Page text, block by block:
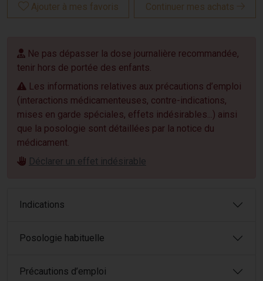
Ajouter à mes favoris Continuer mes achats
Ne pas dépasser la dose journalière recommandée,
tenir hors de portée des enfants.
Les informations relatives aux précautions d’emploi
(interactions médicamenteuses, contre-indications,
mises en garde spéciales, effets indésirables...) ainsi
que la posologie sont détaillées par la notice du
médicament.
Déclarer un effet indésirable
Indications
Posologie habituelle
Précautions d’emploi